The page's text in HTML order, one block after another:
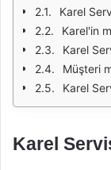
Karel
Karel'in
Karel
Müşteri
Karel
Karel